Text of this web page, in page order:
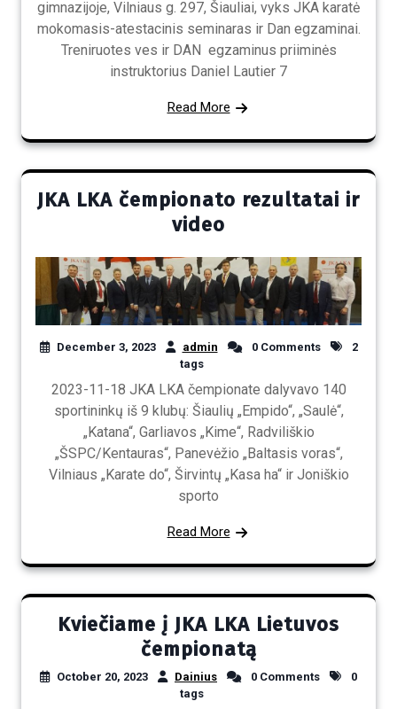
gimnazijoje, Vilniaus g. 297, Šiauliai, vyks JKA karatė
mokomasis-atestacinis seminaras ir Dan egzaminai.
Treniruotes ves ir DAN egzaminus priiminės
instruktorius Daniel Lautier 7
Read More
JKA LKA čempionato rezultatai ir
video
December 3, 2023 admin 0 Comments
2
tags
2023-11-18 JKA LKA čempionate dalyvavo 140
sportininkų iš 9 klubų: Šiaulių „Empido“, „Saulė“,
„Katana“, Garliavos „Kime“, Radviliškio
„ŠSPC/Kentauras“, Panevėžio „Baltasis voras“,
Vilniaus „Karate do“, Širvintų „Kasa ha“ ir Joniškio
sporto
Read More
Kviečiame į JKA LKA Lietuvos
čempionatą
October 20, 2023 Dainius 0 Comments
0
tags